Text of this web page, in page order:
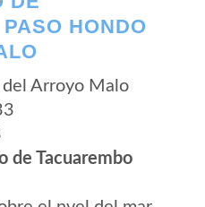
HONDO
del Arroyo Malo
de Tacuarembo